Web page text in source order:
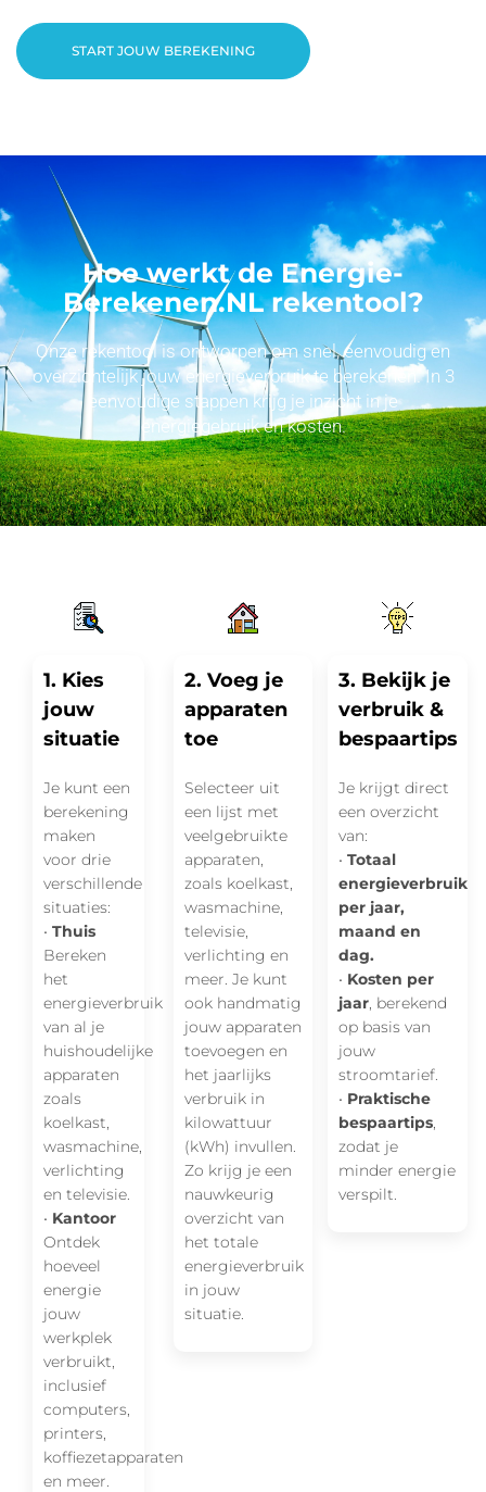
START JOUW BEREKENING
Hoe werkt de Energie-
Berekenen.NL rekentool?
Onze rekentool is ontworpen om snel, eenvoudig en
overzichtelijk jouw energieverbruik te berekenen. In 3
eenvoudige stappen krijg je inzicht in je
energiegebruik en kosten.
1. Kies
jouw
situatie
Je kunt een
berekening
maken
voor drie
verschillende
situaties:
• Thuis
Bereken
het
energieverbruik
van al je
huishoudelijke
apparaten
zoals
koelkast,
wasmachine,
verlichting
en televisie.
• Kantoor
Ontdek
hoeveel
energie
jouw
werkplek
verbruikt,
inclusief
computers,
printers,
koffiezetapparaten
en meer.
2. Voeg je
apparaten
toe
Selecteer uit
een lijst met
veelgebruikte
apparaten,
zoals koelkast,
wasmachine,
televisie,
verlichting en
meer. Je kunt
ook handmatig
jouw apparaten
toevoegen en
het jaarlijks
verbruik in
kilowattuur
(kWh) invullen.
Zo krijg je een
nauwkeurig
overzicht van
het totale
energieverbruik
in jouw
situatie.
3. Bekijk je
verbruik &
bespaartips
Je krijgt direct
een overzicht
van:
•Totaal
energieverbruik
per jaar,
maand en
dag.
• Kosten per
jaar, berekend
op basis van
jouw
stroomtarief.
• Praktische
bespaartips,
zodat je
minder energie
verspilt.